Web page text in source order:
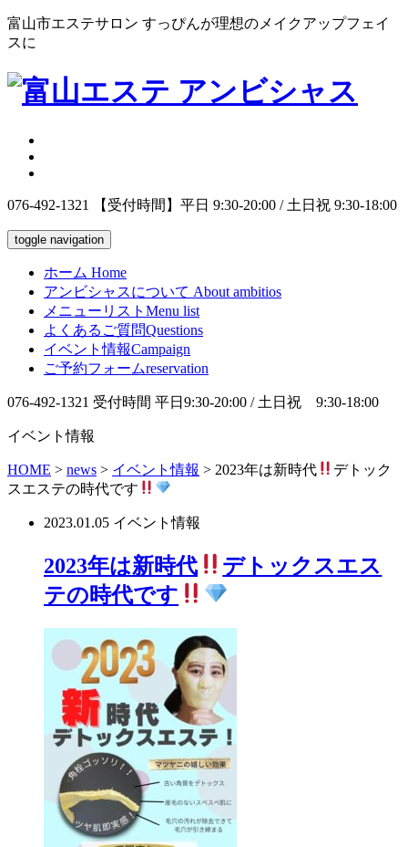
富山市エステサロン すっぴんが理想のメイクアップフェイ
スに
076-492-1321 【受付時間】平日 9:30-20:00 / 土日祝 9:30-18:00
toggle navigation
ホーム Home
アンビシャスについて About ambitios
メニューリスト Menu list
よくあるご質問Questions
イベント情報Campaign
ご予約フォームreservation
076-492-1321 受付時間 平日9:30-20:00 / 土日祝 9:30-18:00
イベント情報
HOME > news > イベント情報 > 2023年は新時代
デトック
スエステの時代です
2023.01.05 イベント情報
2023年は新時代
デトックスエス
テの時代です